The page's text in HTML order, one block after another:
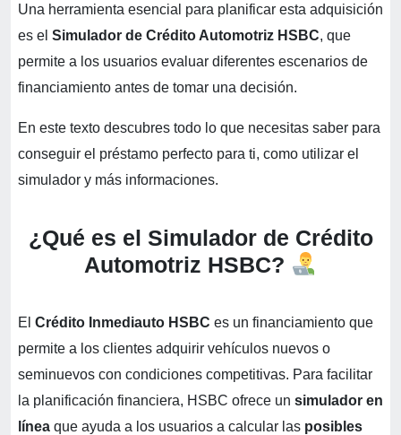
Una herramienta esencial para planificar esta adquisición
es el Simulador de Crédito Automotriz HSBC, que
permite a los usuarios evaluar diferentes escenarios de
financiamiento antes de tomar una decisión.
En este texto descubres todo lo que necesitas saber para
conseguir el préstamo perfecto para ti, como utilizar el
simulador y más informaciones.
¿Qué es el Simulador de Crédito
Automotriz HSBC?
El Crédito Inmediauto HSBC es un financiamiento que
permite a los clientes adquirir vehículos nuevos o
seminuevos con condiciones competitivas. Para facilitar
la planificación financiera, HSBC ofrece un simulador en
línea que ayuda a los usuarios a calcular las posibles